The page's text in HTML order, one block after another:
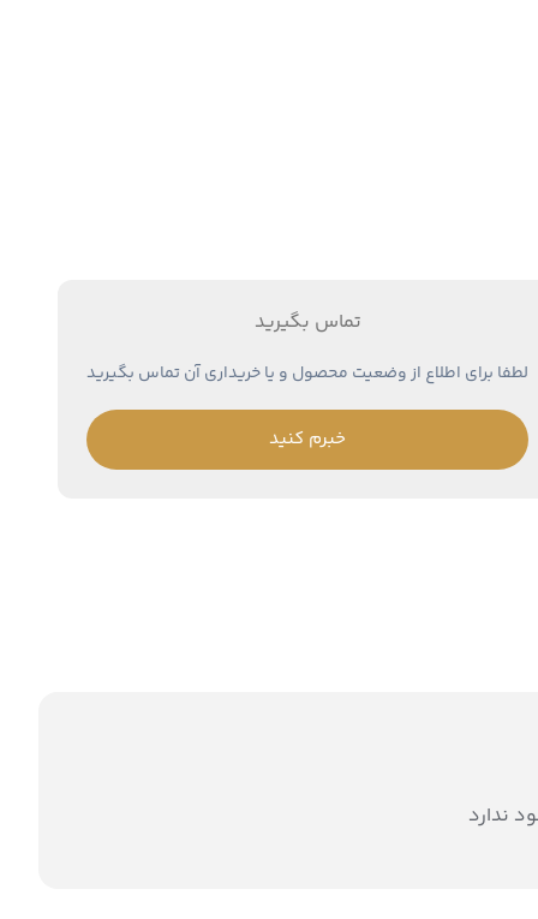
تماس بگیرید
لطفا برای اطلاع از وضعیت محصول و یا خریداری آن تماس بگیرید
خبرم کنید
ندارد